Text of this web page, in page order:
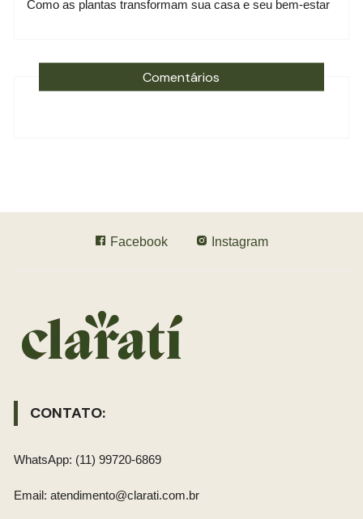
Como as plantas transformam sua casa e seu bem-estar
Comentários
Facebook Instagram
CONTATO:
WhatsApp: (11) 99720-6869
Email: atendimento@clarati.com.br